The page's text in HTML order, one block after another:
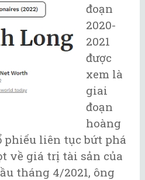
đoạn
2020-
2021
được
xem là
giai
đoạn
hoàng
phiếu liên tục bứt phá
về giá trị tài sản của
tháng 4/2021, ông